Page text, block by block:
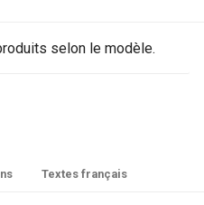
selon le modèle.
Textes français